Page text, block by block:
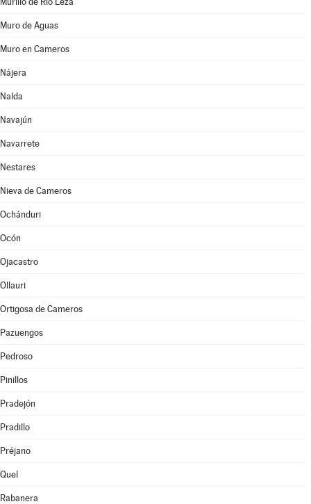
Muro de Aguas
Muro en Cameros
Nájera
Nalda
Navajún
Navarrete
Nestares
Nieva de Cameros
Ochánduri
Ocón
Ojacastro
Ollauri
Ortigosa de Cameros
Pazuengos
Pedroso
Pinillos
Pradejón
Pradillo
Préjano
Quel
Rabanera